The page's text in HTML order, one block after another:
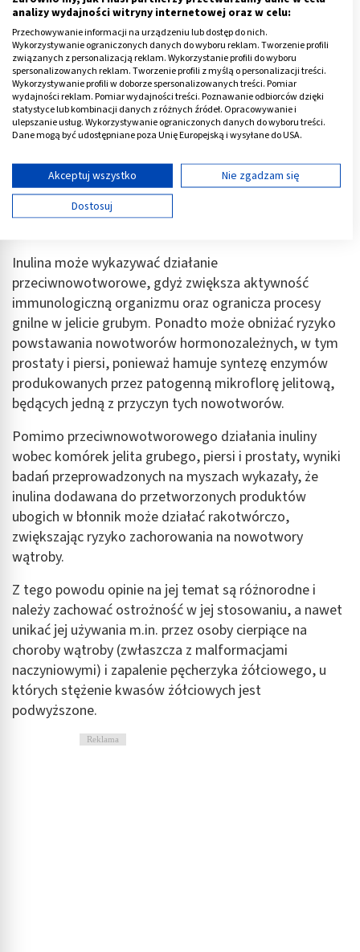
Czy inulina jest szkodliwa?
Szkodliwość inuliny jest niewielka.Jest uważana za
zaleceniami. Zaleca się ją dodawać do jadłospisu
stopniowo. Nadmierne spożywanie inuliny (powyżej 20g
dziennie) może prowadzić do wystąpienia działań
Inulina może wykazywać działanie
przeciwnowotworowe, gdyż zwiększa aktywność
immunologiczną organizmu oraz ogranicza procesy
gnilne w jelicie grubym. Ponadto może obniżać ryzyko
powstawania nowotworów hormonozależnych, w tym
prostaty i piersi, ponieważ hamuje syntezę enzymów
produkowanych przez patogenną mikroflorę jelitową,
będących jedną z przyczyn tych nowotworów.
Pomimo przeciwnowotworowego działania inuliny
wobec komórek jelita grubego, piersi i prostaty, wyniki
badań przeprowadzonych na myszach wykazały, że
inulina dodawana do przetworzonych produktów
ubogich w błonnik może działać rakotwórczo,
zwiększając ryzyko zachorowania na nowotwory
wątroby.
Z tego powodu opinie na jej temat są różnorodne i
należy zachować ostrożność w jej stosowaniu, a nawet
unikać jej używania m.in. przez osoby cierpiące na
choroby wątroby (zwłaszcza z malformacjami
naczyniowymi) i zapalenie pęcherzyka żółciowego, u
których stężenie kwasów żółciowych jest
podwyższone.
Reklama
analizy wydajności witryny internetowej oraz w celu:
Przechowywanie informacji na urządzeniu lub dostęp do nich.
Wykorzystywanie ograniczonych danych do wyboru reklam. Tworzenie profili
związanych z personalizacją reklam. Wykorzystanie profili do wyboru
spersonalizowanych reklam. Tworzenie profili z myślą o personalizacji treści.
Wykorzystywanie profili w doborze spersonalizowanych treści. Pomiar
wydajności reklam. Pomiar wydajności treści. Poznawanie odbiorców dzięki
statystyce lub kombinacji danych z różnych źródeł. Opracowywanie i
ulepszanie usług. Wykorzystywanie ograniczonych danych do wyboru treści.
Dane mogą być udostępniane poza Unię Europejską i wysyłane do USA.
Wyświetl listę partnerów (11 dostawców IAB)
Używamy Twoich danych w następujących celach:
Cele przetwarzania IAB:
dostęp do nich
Wykorzystywanie ograniczonych danych do
wyboru reklam
Tworzenie profili w celu spersonalizowanych
reklam
Wykorzystanie profili do wyboru
spersonalizowanych reklam
Wykorzystywanie profili w celu doboru
spersonalizowanych treści
Pomiar efektywności reklam
Pomiar efektywności treści
kombinacji danych z różnych źródeł
Rozwój i ulepszanie usług
Wykorzystywanie ograniczonych danych do
wyboru treści
Funkcje specjalne IAB:
Użycie dokładnych danych geolokalizacyjnych
Identyfikowanie urządzeń na podstawie
Akceptuj wszystko
Nie zgadzam się
Dostosuj